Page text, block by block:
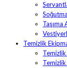
Taşıma
Temizlik
Temizlik